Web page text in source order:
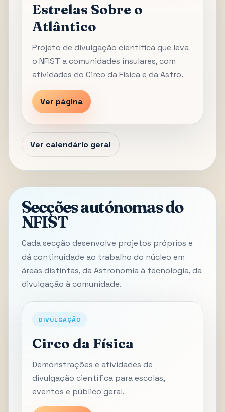
Estrelas Sobre o
Atlântico
Projeto de divulgação científica que leva
o NFIST a comunidades insulares, com
atividades do Circo da Física e da Astro.
Ver página
Ver calendário geral
Secções autónomas do
NFIST
Cada secção desenvolve projetos próprios e
dá continuidade ao trabalho do núcleo em
áreas distintas, da Astronomia à tecnologia, da
divulgação à comunidade.
DIVULGAÇÃO
Circo da Física
Demonstrações e atividades de
divulgação científica para escolas,
eventos e público geral.